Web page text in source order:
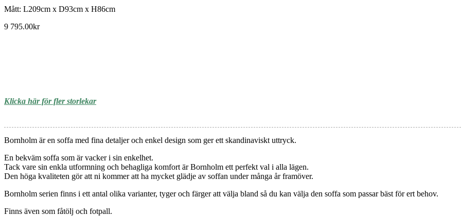
Mått: L209cm x D93cm x H86cm
9 795.00kr
Klicka här för fler storlekar
Bornholm är en soffa med fina detaljer och enkel design som ger ett skandinaviskt uttryck.
En bekväm soffa som är vacker i sin enkelhet.
Tack vare sin enkla utformning och behagliga komfort är Bornholm ett perfekt val i alla lägen.
Den höga kvaliteten gör att ni kommer att ha mycket glädje av soffan under många år framöver.
Bornholm serien finns i ett antal olika varianter, tyger och färger att välja bland så du kan välja den soffa som passar bäst för ert behov.
Finns även som fåtölj och fotpall.